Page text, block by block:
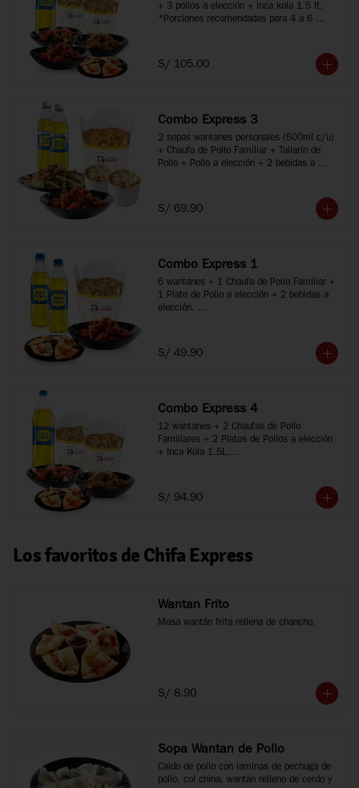
+ 3 pollos a elección + inca kola 1.5 lt.
*Porciones recomendadas para 4 a 6
S/ 105.00
Combo Express 3
2 sopas wantanes personales (500ml c/u)
+ Chaufa de Pollo Familiar + Tallarín de
Pollo + Pollo a elección + 2 bebidas a
personas
*Imágenes referenciales
S/ 69.90
Combo Express 1
6 wantanes + 1 Chaufa de Pollo Familiar +
1 Plato de Pollo a elección + 2 bebidas a
elección.
S/ 49.90
Combo Express 4
12 wantanes + 2 Chaufas de Pollo
Familiares + 2 Platos de Pollos a elección
+ Inca Kola 1.5L.
*Imágenes referenciales
S/ 94.90
Los favoritos de Chifa Express
Wantan Frito
Masa wantán frita rellena de chancho.
S/ 8.90
Sopa Wantan de Pollo
Caldo de pollo con laminas de pechuga de
pollo, col china, wantan relleno de cerdo y